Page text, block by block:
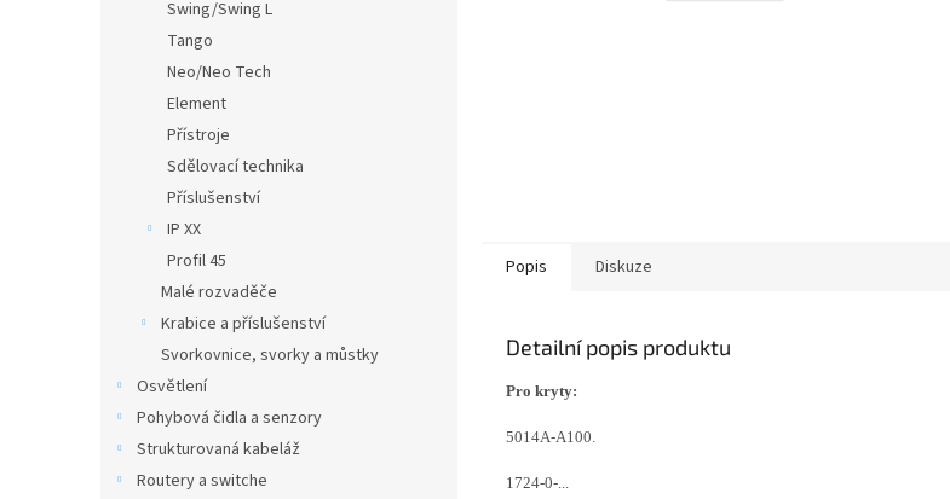
Swing/Swing L
Tango
Neo/Neo Tech
Element
Přístroje
Sdělovací technika
Příslušenství
IP XX
Profil 45
Malé rozvaděče
Krabice a příslušenství
Svorkovnice, svorky a můstky
Osvětlení
Pohybová čidla a senzory
Strukturovaná kabeláž
Routery a switche
Popis Diskuze
Detailní popis produktu
Pro kryty:
5014A-A100.
1724-0-...